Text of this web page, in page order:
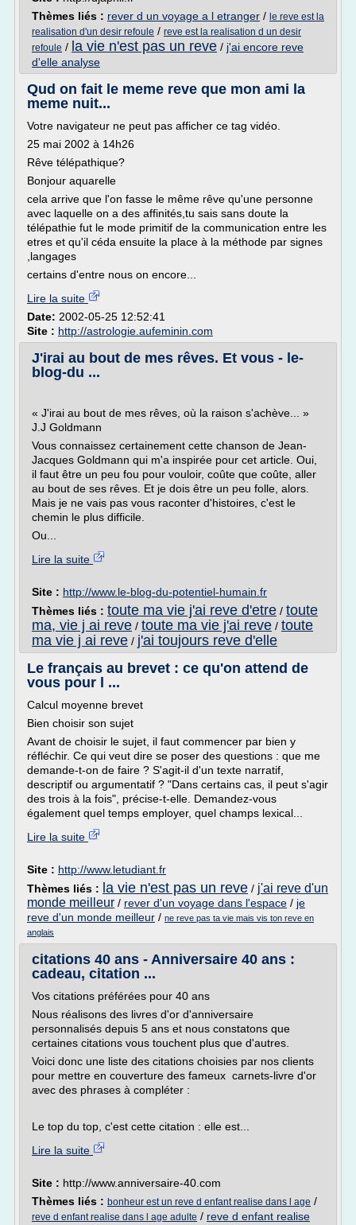
Thèmes liés : rever d un voyage a l etranger / le reve est la
realisation d'un desir refoule / reve est la realisation d un desir
refoule / la vie n'est pas un reve / j'ai encore reve
d'elle analyse
Qud on fait le meme reve que mon ami la
meme nuit...
Votre navigateur ne peut pas afficher ce tag vidéo.
25 mai 2002 à 14h26
Rêve télépathique?
Bonjour aquarelle
cela arrive que l'on fasse le même rêve qu'une personne
avec laquelle on a des affinités,tu sais sans doute la
télépathie fut le mode primitif de la communication entre les
etres et qu'il céda ensuite la place à la méthode par signes
,langages
certains d'entre nous on encore...
Lire la suite
Date: 2002-05-25 12:52:41
Site : http://astrologie.aufeminin.com
J'irai au bout de mes rêves. Et vous - le-
blog-du ...
« J'irai au bout de mes rêves, où la raison s'achève... »
J.J Goldmann
Vous connaissez certainement cette chanson de Jean-
Jacques Goldmann qui m'a inspirée pour cet article. Oui,
il faut être un peu fou pour vouloir, coûte que coûte, aller
au bout de ses rêves. Et je dois être un peu folle, alors.
Mais je ne vais pas vous raconter d'histoires, c'est le
chemin le plus difficile.
Ou...
Lire la suite
Site : http://www.le-blog-du-potentiel-humain.fr
Thèmes liés : toute ma vie j'ai reve d'etre / toute
ma, vie j ai reve / toute ma vie j'ai reve / toute
ma vie j ai reve / j'ai toujours reve d'elle
Le français au brevet : ce qu'on attend de
vous pour l ...
Calcul moyenne brevet
Bien choisir son sujet
Avant de choisir le sujet, il faut commencer par bien y
réfléchir. Ce qui veut dire se poser des questions : que me
demande-t-on de faire ? S'agit-il d'un texte narratif,
descriptif ou argumentatif ? "Dans certains cas, il peut s'agir
des trois à la fois", précise-t-elle. Demandez-vous
également quel temps employer, quel champs lexical...
Lire la suite
Site : http://www.letudiant.fr
Thèmes liés : la vie n'est pas un reve / j'ai reve d'un
monde meilleur / rever d'un voyage dans l'espace / je
reve d'un monde meilleur / ne reve pas ta vie mais vis ton reve en
anglais
citations 40 ans - Anniversaire 40 ans :
cadeau, citation ...
Vos citations préférées pour 40 ans
Nous réalisons des livres d'or d'anniversaire
personnalisés depuis 5 ans et nous constatons que
certaines citations vous touchent plus que d'autres.
Voici donc une liste des citations choisies par nos clients
pour mettre en couverture des fameux carnets-livre d'or
avec des phrases à compléter :
Le top du top, c'est cette citation : elle est...
Lire la suite
Site : http://www.anniversaire-40.com
Thèmes liés : bonheur est un reve d enfant realise dans l age /
reve d enfant realise dans l age adulte / reve d enfant realise